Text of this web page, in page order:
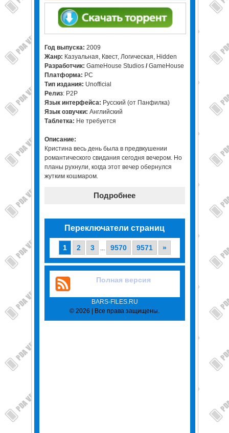
Год выпуска: 2009
Жанр: Казуальная, Квест, Логическая, Hidden
Разработчик: GameHouse Studios/GameHouse
Платформа: PC
Тип издания: Unofficial
Релиз: P2P
Язык интерфейса: Русский (от Панфилка)
Язык озвучки: Английский
Таблетка: Не требуется
Описание:
Кристина весь день была в предвкушении
романтического свидания сегодня вечером. Но
планы рухнули, когда этот вечер обернулся
жутким кошмаром.
Подробнее
Переключатели страниц
1 2 3 ... 9570 9571 »
Полная версия
BARS-FILES.RU
© 2026 | Все права защищены.